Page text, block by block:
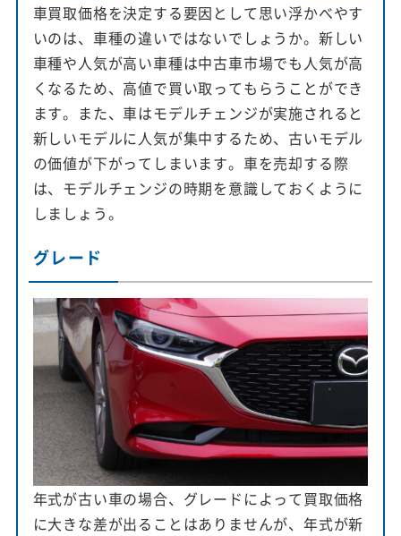
車買取価格を決定する要因として思い浮かべやす
いのは、車種の違いではないでしょうか。新しい
車種や人気が高い車種は中古車市場でも人気が高
くなるため、高値で買い取ってもらうことができ
ます。また、車はモデルチェンジが実施されると
新しいモデルに人気が集中するため、古いモデル
の価値が下がってしまいます。車を売却する際
は、モデルチェンジの時期を意識しておくように
しましょう。
グレード
年式が古い車の場合、グレードによって買取価格
に大きな差が出ることはありませんが、年式が新